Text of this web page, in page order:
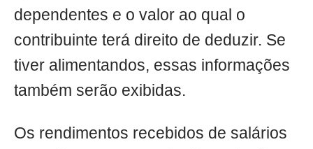
dependentes e o valor ao qual o
contribuinte terá direito de deduzir. Se
tiver alimentandos, essas informações
também serão exibidas.
Os rendimentos recebidos de salários